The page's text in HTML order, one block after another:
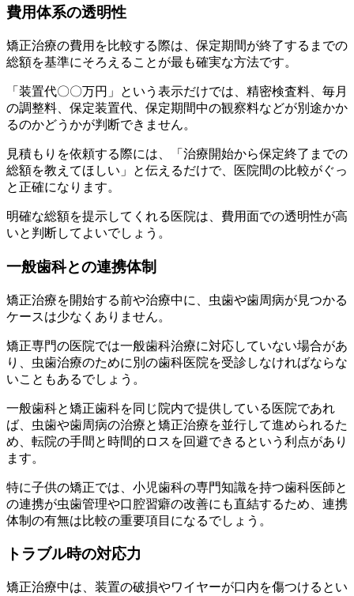
費用体系の透明性
矯正治療の費用を比較する際は、保定期間が終了するまでの
総額を基準にそろえることが最も確実な方法です。
「装置代〇〇万円」という表示だけでは、精密検査料、毎月
の調整料、保定装置代、保定期間中の観察料などが別途かか
るのかどうかが判断できません。
見積もりを依頼する際には、「治療開始から保定終了までの
総額を教えてほしい」と伝えるだけで、医院間の比較がぐっ
と正確になります。
明確な総額を提示してくれる医院は、費用面での透明性が高
いと判断してよいでしょう。
一般歯科との連携体制
矯正治療を開始する前や治療中に、虫歯や歯周病が見つかる
ケースは少なくありません。
矯正専門の医院では一般歯科治療に対応していない場合があ
り、虫歯治療のために別の歯科医院を受診しなければならな
いこともあるでしょう。
一般歯科と矯正歯科を同じ院内で提供している医院であれ
ば、虫歯や歯周病の治療と矯正治療を並行して進められるた
め、転院の手間と時間的ロスを回避できるという利点があり
ます。
特に子供の矯正では、小児歯科の専門知識を持つ歯科医師と
の連携が虫歯管理や口腔習癖の改善にも直結するため、連携
体制の有無は比較の重要項目になるでしょう。
トラブル時の対応力
矯正治療中は、装置の破損やワイヤーが口内を傷つけるとい